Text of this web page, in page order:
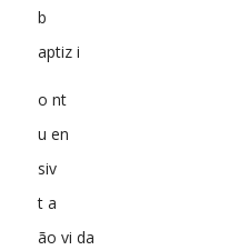
b
aptiz i
o nt
u en
siv
t a
ão vi da